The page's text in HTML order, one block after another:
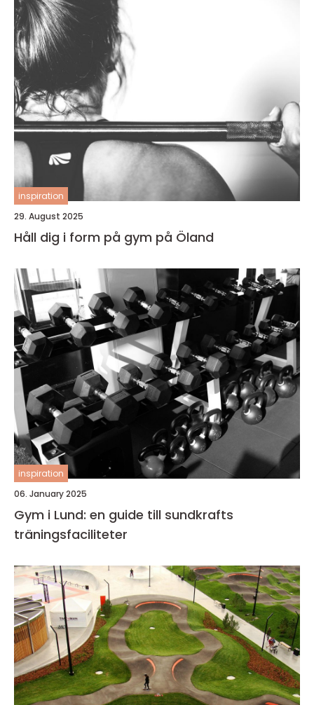
inspiration
29. August 2025
Håll dig i form på gym på Öland
inspiration
06. January 2025
Gym i Lund: en guide till sundkrafts
träningsfaciliteter